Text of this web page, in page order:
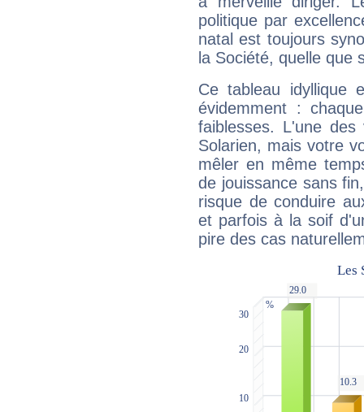
politique par
natal est toujours
la Société, quelle que
Ce tableau idyllique
évidemment :
faiblesses. L'une
Solarien, mais votre
mêler en même
de jouissance sans
risque de conduire
et parfois à la soif
pire des cas